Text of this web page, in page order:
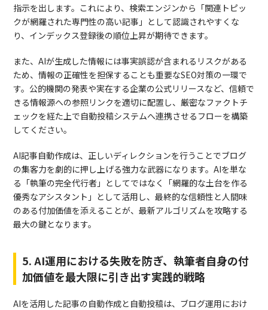
指示を出します。これにより、検索エンジンから「関連トピッ
クが網羅された専門性の高い記事」として認識されやすくな
り、インデックス登録後の順位上昇が期待できます。
また、AIが生成した情報には事実誤認が含まれるリスクがある
ため、情報の正確性を担保することも重要なSEO対策の一環で
す。公的機関の発表や実在する企業の公式リリースなど、信頼で
きる情報源への参照リンクを適切に配置し、厳密なファクトチ
ェックを経た上で自動投稿システムへ連携させるフローを構築
してください。
AI記事自動作成は、正しいディレクションを行うことでブログ
の集客力を劇的に押し上げる強力な武器になります。AIを単な
る「執筆の完全代行者」としてではなく「網羅的な土台を作る
優秀なアシスタント」として活用し、最終的な信頼性と人間味
のある付加価値を添えることが、最新アルゴリズムを攻略する
最大の鍵となります。
5. AI運用における失敗を防ぎ、執筆者自身の付
加価値を最大限に引き出す実践的戦略
AIを活用した記事の自動作成と自動投稿は、ブログ運用におけ